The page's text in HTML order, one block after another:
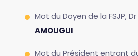
Mot du Doyen de la FSJP, Dr
AMOUGUI
Mot du Président entrant